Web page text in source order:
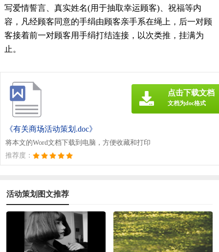
写爱情誓言、真实姓名(用于抽取幸运顾客)、祝福等内
容，凡经顾客同意的手绢由顾客亲手系在绳上，后一对顾
客接着前一对顾客用手绢打结连接，以次类推，挂满为
止。
《有关商场活动策划.doc》
将本文的Word文档下载到电脑，方便收藏和打印
推荐度：
点击下载文档
文档为doc格式
活动策划图文推荐